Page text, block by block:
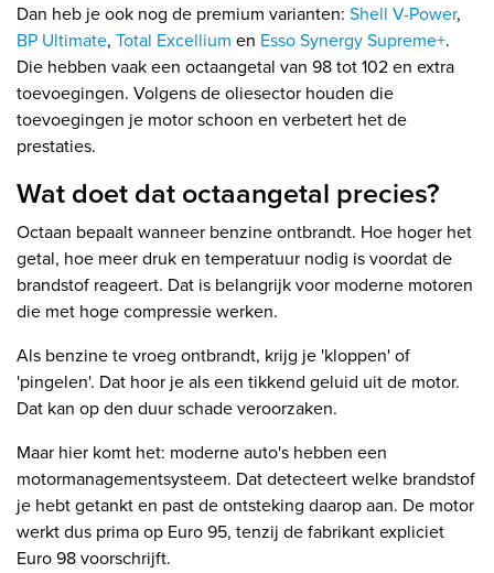
Dan heb je ook nog de premium varianten: Shell V-Power,
BP Ultimate, Total Excellium en Esso Synergy Supreme+.
Die hebben vaak een octaangetal van 98 tot 102 en extra
toevoegingen. Volgens de oliesector houden die
toevoegingen je motor schoon en verbetert het de
prestaties.
Wat doet dat octaangetal precies?
Octaan bepaalt wanneer benzine ontbrandt. Hoe hoger het
getal, hoe meer druk en temperatuur nodig is voordat de
brandstof reageert. Dat is belangrijk voor moderne motoren
die met hoge compressie werken.
Als benzine te vroeg ontbrandt, krijg je 'kloppen' of
'pingelen'. Dat hoor je als een tikkend geluid uit de motor.
Dat kan op den duur schade veroorzaken.
Maar hier komt het: moderne auto's hebben een
motormanagementsysteem. Dat detecteert welke brandstof
je hebt getankt en past de ontsteking daarop aan. De motor
werkt dus prima op Euro 95, tenzij de fabrikant expliciet
Euro 98 voorschrijft.